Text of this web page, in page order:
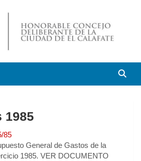
de El Calafate
1985
85
General de Gastos de la
1985. VER DOCUMENTO